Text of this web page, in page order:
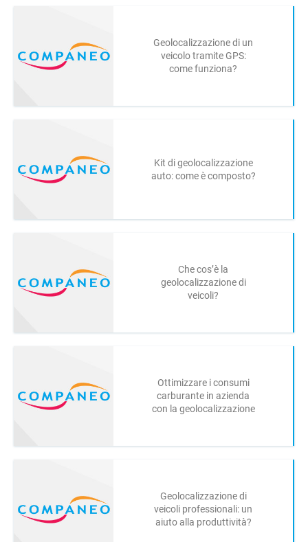
Geolocalizzazione di un
veicolo tramite GPS:
come funziona?
Kit di geolocalizzazione
auto: come è composto?
Che cos’è la
geolocalizzazione di
veicoli?
Ottimizzare i consumi
carburante in azienda
con la geolocalizzazione
Geolocalizzazione di
veicoli professionali: un
aiuto alla produttività?